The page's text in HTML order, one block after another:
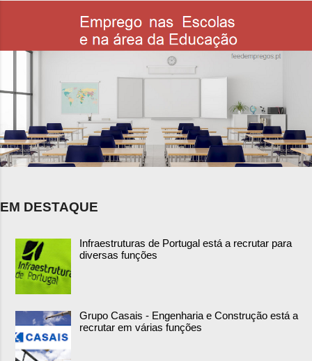
EM DESTAQUE
Infraestruturas de Portugal está a recrutar para
diversas funções
Grupo Casais - Engenharia e Construção está a
recrutar em várias funções